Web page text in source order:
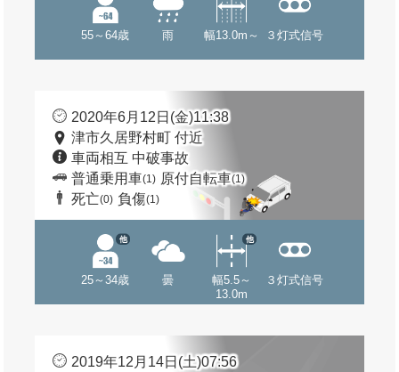
55～64歳 雨 幅13.0m～ ３灯式信号
2020年6月12日(金)11:38
津市久居野村町 付近
車両相互 中破事故
普通乗用車(1) 原付自転車(1)
死亡(0) 負傷(1)
25～34歳
他
曇
幅5.5～
13.0m
他
３灯式信号
2019年12月14日(土)07:56